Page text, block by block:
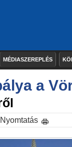
MÉDIASZEREPLÉS
a
Nyomtatás